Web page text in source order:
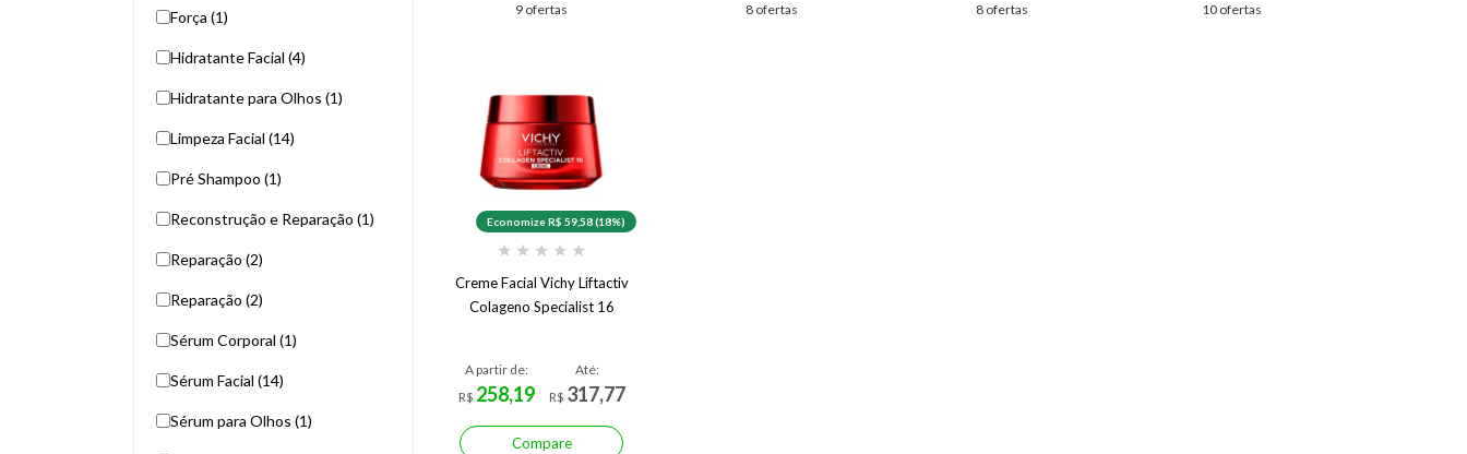
Força (1)
Hidratante Facial (4)
Hidratante para Olhos (1)
Limpeza Facial (14)
Pré Shampoo (1)
Reconstrução e Reparação (1)
Reparação (2)
Reparação (2)
Sérum Corporal (1)
Sérum Facial (14)
Sérum para Olhos (1)
9 ofertas 8 ofertas 8 ofertas 10 ofertas
Economize R$ 59,58 (18%)
★ ★ ★ ★ ★
Creme Facial Vichy Liftactiv
Colageno Specialist 16
A partir de:
R$ 258,19
Até:
R$ 317,77
Compare